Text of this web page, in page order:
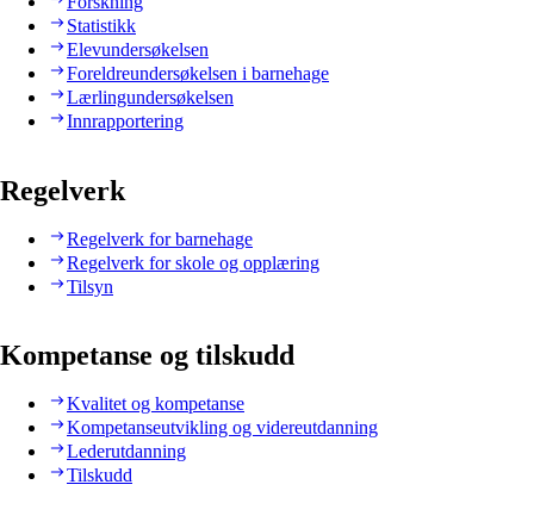
Statistikk
Elevundersøkelsen
Foreldreundersøkelsen i barnehage
Lærlingundersøkelsen
Innrapportering
Regelverk
Regelverk for barnehage
Regelverk for skole og opplæring
Tilsyn
Kompetanse og tilskudd
Kvalitet og kompetanse
Kompetanseutvikling og videreutdanning
Lederutdanning
Tilskudd